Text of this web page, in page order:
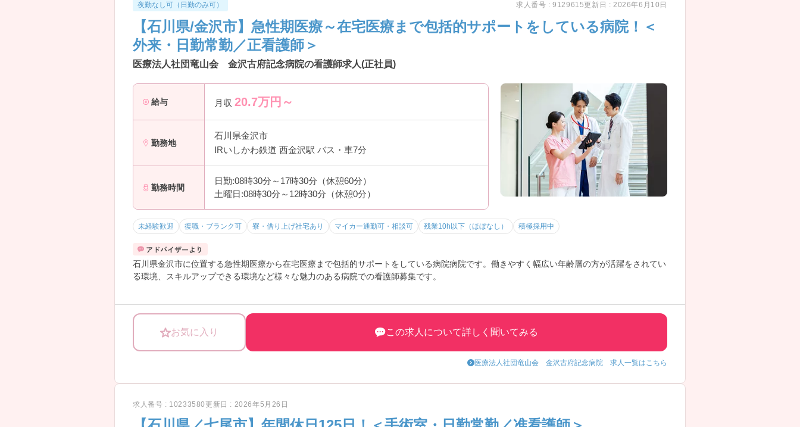
夜勤なし可（日勤のみ可） 求人番号 : 9129615更新日 : 2026年6月10日
【石川県/金沢市】急性期医療～在宅医療まで包括的サポートをしている病院！＜
外来・日勤常勤／正看護師＞
医療法人社団竜山会 金沢古府記念病院の看護師求人(正社員)
給与 月収 20.7万円～
勤務地
石川県金沢市
IRいしかわ鉄道 西金沢駅 バス・車7分
勤務時間
日勤:08時30分～17時30分（休憩60分）
土曜日:08時30分～12時30分（休憩0分）
未経験歓迎 復職・ブランク可 寮・借り上げ社宅あり マイカー通勤可・相談可 残業10h以下（ほぼなし） 積極採用中
石川県金沢市に位置する急性期医療から在宅医療まで包括的サポートをしている病院病院です。働きやすく幅広い年齢層の方が活躍をされてい
る環境、スキルアップできる環境など様々な魅力のある病院での看護師募集です。
お気に入り この求人について詳しく聞いてみる
医療法人社団竜山会 金沢古府記念病院 求人一覧はこちら
求人番号 : 10233580更新日 : 2026年5月26日